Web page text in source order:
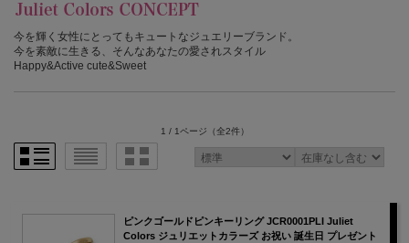
今を輝く女性にとってもキュートなジュエリーブランド。
今を素敵に生きる、そんなあなたの愛されスタイル
Happy&Active cute&Sweet
1 / 1ページ （全2件）
ピンクゴールドピンキーリング JCR0001PLI Juliet
Colors ジュリエットカラーズ お祝い 誕生日 プレゼント